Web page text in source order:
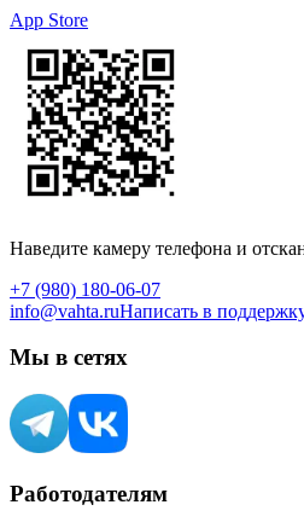
App Store
Наведите камеру телефона и
+7 (980) 180-06-07
info@vahta.ruНаписать в
Мы в сетях
Работодателям